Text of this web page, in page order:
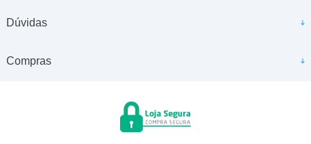
Dúvidas
Compras